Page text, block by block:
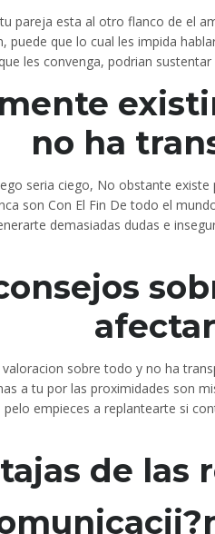
pareja esta al otro flanco de el
puede que lo cual les impida
les convenga, podri­an
no ha
seri­a ciego, No obstante
son Con El Fin De todo el
demasiadas dudas e
sobre todo y no ha
a tu por las proximidades son
empieces a replantearte si
de las